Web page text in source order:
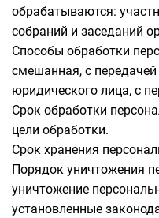
обрабатываются:
собраний и заседаний
Способы обработки
смешанная, с передачей
юридического лица, с
Срок обработки
цели обработки.
Срок хранения
Порядок уничтожения
уничтожение
установленные